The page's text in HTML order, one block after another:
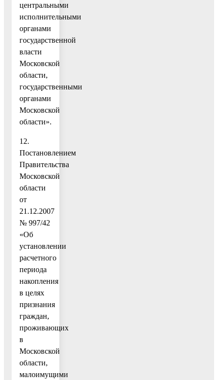
центральными
исполнительными
органами
государственной
власти
Московской
области,
государственными
органами
Московской
области».
12.
Постановлением
Правительства
Московской
области
от
21.12.2007
№ 997/42
«Об
установлении
расчетного
периода
накопления
в целях
признания
граждан,
проживающих
в
Московской
области,
малоимущими